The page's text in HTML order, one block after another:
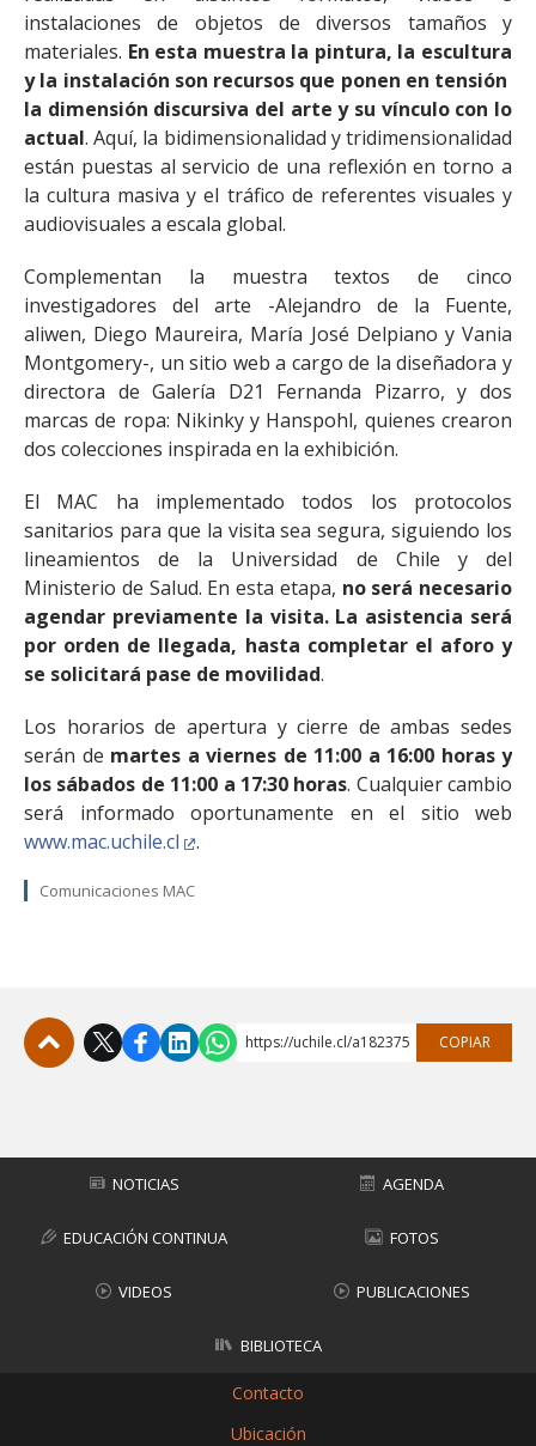
instalaciones de objetos de diversos tamaños y
materiales. En esta muestra la pintura, la escultura
y la instalación son recursos que ponen en tensión
la dimensión discursiva del arte y su vínculo con lo
actual. Aquí, la bidimensionalidad y tridimensionalidad
están puestas al servicio de una reflexión en torno a
la cultura masiva y el tráfico de referentes visuales y
audiovisuales a escala global.
Complementan la muestra textos de cinco
investigadores del arte -Alejandro de la Fuente,
aliwen, Diego Maureira, María José Delpiano y Vania
Montgomery-, un sitio web a cargo de la diseñadora y
directora de Galería D21 Fernanda Pizarro, y dos
marcas de ropa: Nikinky y Hanspohl, quienes crearon
dos colecciones inspirada en la exhibición.
El MAC ha implementado todos los protocolos
sanitarios para que la visita sea segura, siguiendo los
lineamientos de la Universidad de Chile y del
Ministerio de Salud. En esta etapa, no será necesario
agendar previamente la visita. La asistencia será
por orden de llegada, hasta completar el aforo y
se solicitará pase de movilidad.
Los horarios de apertura y cierre de ambas sedes
serán de martes a viernes de 11:00 a 16:00 horas y
los sábados de 11:00 a 17:30 horas. Cualquier cambio
será informado oportunamente en el sitio web
www.mac.uchile.cl
.
Comunicaciones MAC
https://uchile.cl/a182375 COPIAR
NOTICIAS AGENDA
EDUCACIÓN CONTINUA FOTOS
VIDEOS PUBLICACIONES
BIBLIOTECA
Contacto
Ubicación